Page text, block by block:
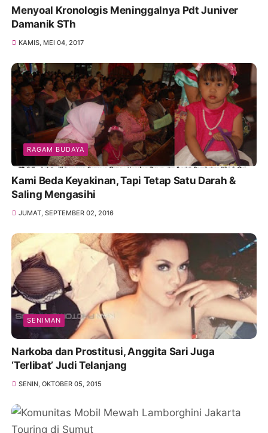
Menyoal Kronologis Meninggalnya Pdt Juniver
Damanik STh
KAMIS, MEI 04, 2017
RAGAM BUDAYA
Kami Beda Keyakinan, Tapi Tetap Satu Darah &
Saling Mengasihi
JUMAT, SEPTEMBER 02, 2016
SENIMAN
Narkoba dan Prostitusi, Anggita Sari Juga
‘Terlibat’ Judi Telanjang
SENIN, OKTOBER 05, 2015